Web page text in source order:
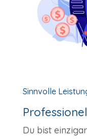
Sinnvolle
Du bist